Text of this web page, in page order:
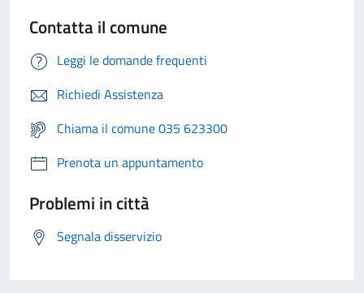
Contatta il comune
Leggi le domande frequenti
Richiedi Assistenza
Chiama il comune 035 623300
Prenota un appuntamento
Problemi in città
Segnala disservizio